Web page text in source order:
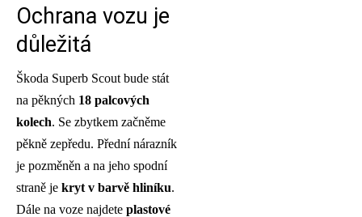
Ochrana vozu je
důležitá
Škoda Superb Scout bude stát
na pěkných 18 palcových
kolech. Se zbytkem začněme
pěkně zepředu. Přední nárazník
je pozměněn a na jeho spodní
straně je kryt v barvě hliníku.
Dále na voze najdete plastové